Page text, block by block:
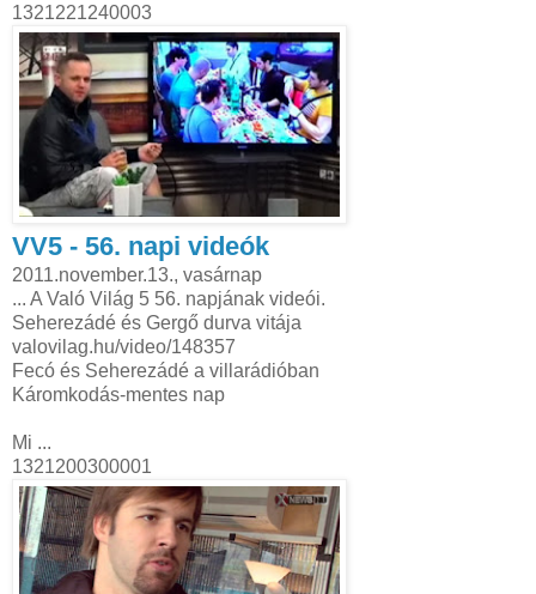
1321221240003
VV5 - 56. napi videók
2011.november.13., vasárnap
... A Való Világ 5 56. napjának videói.
Seherezádé és Gergő durva vitája
valovilag.hu/video/148357
Fecó és Seherezádé a villarádióban
Káromkodás-mentes nap
Mi ...
1321200300001